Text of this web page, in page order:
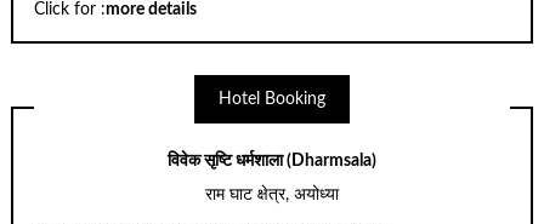
Click for :more details
Hotel Booking
विवेक सृष्टि धर्मशाला (Dharmsala)
राम घाट क्षेत्र, अयोध्या